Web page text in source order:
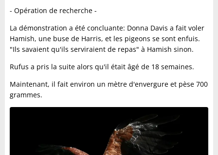
- Opération de recherche -
La démonstration a été concluante: Donna Davis a fait voler
Hamish, une buse de Harris, et les pigeons se sont enfuis.
"Ils savaient qu'ils serviraient de repas" à Hamish sinon.
Rufus a pris la suite alors qu'il était âgé de 18 semaines.
Maintenant, il fait environ un mètre d'envergure et pèse 700
grammes.